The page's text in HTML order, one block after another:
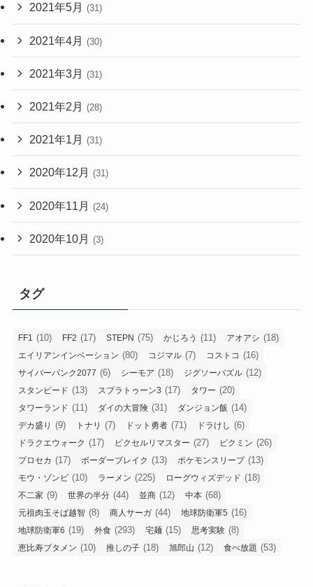
2021年5月 (31)
2021年4月 (30)
2021年3月 (31)
2021年2月 (28)
2021年1月 (31)
2020年12月 (31)
2020年11月 (24)
2020年10月 (3)
タグ
FF1 (10) FF2 (17) STEPN (75) かじろう (11) アオアシ (18)
エイリアンインベーション (80) コジマル (7) コストコ (16)
サイバーパンク2077 (6) シーモア (18) ジグソーパズル (12)
スタンピード (13) スプラトゥーン3 (17) タワー (20)
タワーランド (11) ダイの大冒険 (31) ダンジョン飯 (14)
デカ盛り (9) トナリ (7) ドット勇者 (71) ドラけし (6)
ドラクエウォーク (17) ピクセルリマスター (27) ピクミン (26)
プロセカ (17) ボーダーブレイク (13) ポケモンスリープ(13)
モウ・ゾンビ (10) ラーメン (225) ローグウィズデッド (18)
不二家 (9) 世界の半分 (44) 並商 (12) 中本 (68)
元祖肉玉そば越智 (8) 商人サーガ (44) 地球防衛軍5 (16)
地球防衛軍6 (19) 外食 (293) 宅麺 (15) 思考実験 (8)
恵比寿ブタメン (10) 推しの子 (18) 旭郎山 (12) 食べ放題 (53)